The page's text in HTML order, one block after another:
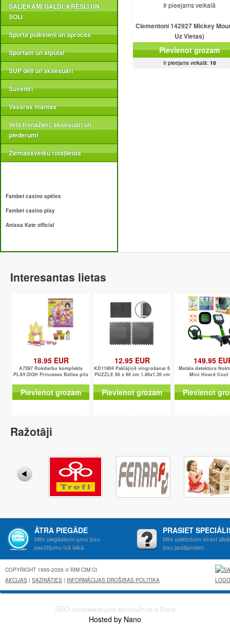
SALIEKAMI GALDI, KRĒSLI UN
SOLI
Sporta pulksteņi un aproces
Sportam un atpūtai
SUP dēļi un aksesuāri
Suvenīri
Vasaras mantas
Velo trenažieri, aksesuāri un
piederumi
Ziemassvētku rotaļlietas
Fambet casino spēles
Fambet casino play
Anissa Kate official
Ir pieejams veikalā
Clementoni 142927 Mickey
Uz Vietas)
Pievienot grozam
Ir pieejams veikalā: 10
Interesantas lietas
18.95 EUR
A7397 Rokdarbu komplekts
PLAY-DOH Princeses Belles pils
Pievienot grozam
12.95 EUR
KD11904 Paklājiņš vingrošanai 6
PUZZLE 60 x 60 cm 1.80x1.20 cm
Pievienot grozam
149.95
Metāla detektors
Mini Hoard Cool
Pievienot
Ražotāji
ĀTRA PIEGĀDE
Mēs piegādāsim jums jūsu
pasūtījumu īsā laikā.
PRASIET
Mēs palidzēsim atrast
jūsu jautājumiem.
COPYRIGHT 1995-2026 © RIM CIM CI
AKCIJAS | SAZINĀTIES | INFORMĀCIJAS DROŠIBAS POLITIKA
SEO оптимизация вебсайтов в Риге
Hosted by Nano